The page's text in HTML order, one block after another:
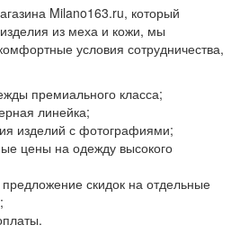
Milano163.ru, который
из меха и кожи, мы
условия сотрудничества,
премиального класса;
линейка;
изделий с фотографиями;
цены на одежду высокого
скидок на отдельные